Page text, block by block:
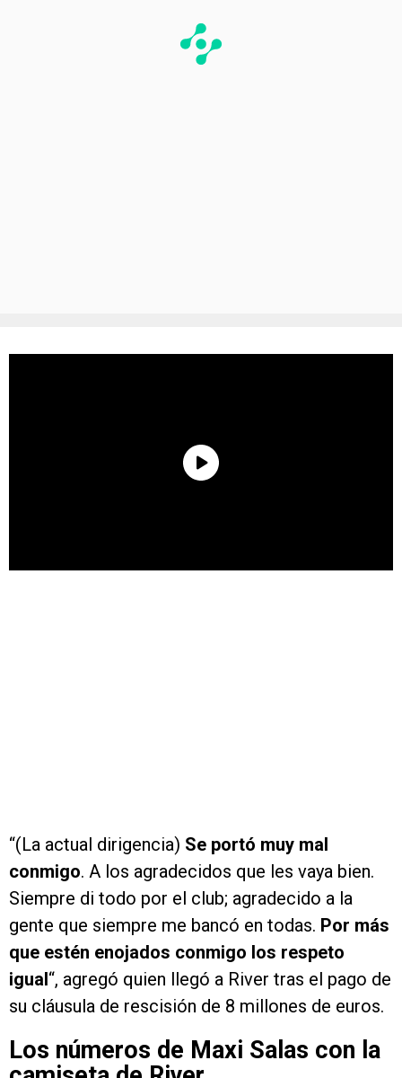
“(La actual dirigencia) Se portó muy mal
conmigo. A los agradecidos que les vaya bien.
Siempre di todo por el club; agradecido a la
gente que siempre me bancó en todas. Por más
que estén enojados conmigo los respeto
igual “, agregó quien llegó a River tras el pago de
su cláusula de rescisión de 8 millones de euros.
Los números de Maxi Salas con la